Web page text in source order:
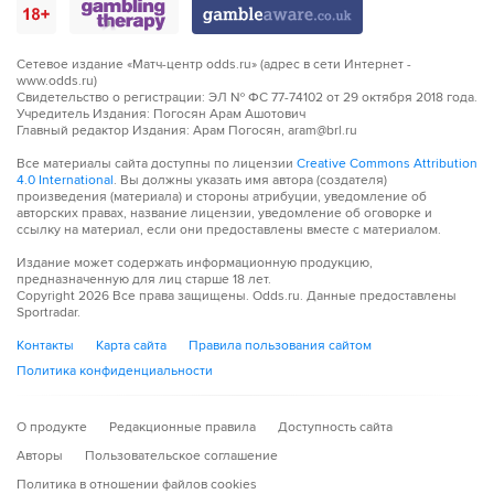
поставил подножку. Пострадал Амир Ррахмани
90´ Судья сигнализирует, что Исак Вурал из команды Пиза
поставил подножку. Пострадал Скотт Мактоминей
90´+1Удар от ворот произведет Наполи
90´+2ГОЛ!
90´+2
Г О О О О Л - Расмус Хойлунд забивает с левой
ноги!
90´+5Судья сигнализирует, что Скотт Мактоминей из
команды Наполи поставил подножку. Пострадал Хуан
Вот и все! Рефери свистит финальный свисток
Сетевое издание «Матч-центр odds.ru» (адрес в сети Интернет -
www.odds.ru)
Свидетельство о регистрации: ЭЛ № ФС 77-74102 от 29 октября 2018 года.
Учредитель Издания: Погосян Арам Ашотович
Главный редактор Издания: Арам Погосян, aram@brl.ru
Все материалы сайта доступны по лицензии Creative Commons Attribution
4.0 International. Вы должны указать имя автора (создателя)
произведения (материала) и стороны атрибуции, уведомление об
авторских правах, название лицензии, уведомление об оговорке и
ссылку на материал, если они предоставлены вместе с материалом.
Издание может содержать информационную продукцию,
предназначенную для лиц старше 18 лет.
Copyright 2026 Все права защищены. Odds.ru. Данные предоставлены
Sportradar.
Контакты
Карта сайта
Правила пользования сайтом
Политика конфиденциальности
О продукте Редакционные правила
Доступность сайта
Авторы
Пользовательское соглашение
Политика в отношении файлов cookies